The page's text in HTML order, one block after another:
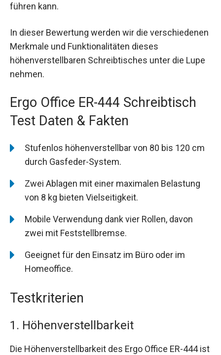
führen kann.
In dieser Bewertung werden wir die verschiedenen
Merkmale und Funktionalitäten dieses
höhenverstellbaren Schreibtisches unter die Lupe
nehmen.
Ergo Office ER-444 Schreibtisch
Test Daten & Fakten
Stufenlos höhenverstellbar von 80 bis 120 cm
durch Gasfeder-System.
Zwei Ablagen mit einer maximalen Belastung
von 8 kg bieten Vielseitigkeit.
Mobile Verwendung dank vier Rollen, davon
zwei mit Feststellbremse.
Geeignet für den Einsatz im Büro oder im
Homeoffice.
Testkriterien
1. Höhenverstellbarkeit
Die Höhenverstellbarkeit des Ergo Office ER-444 ist